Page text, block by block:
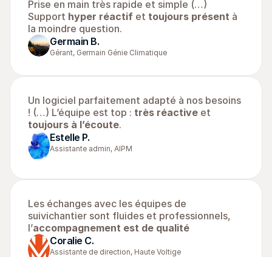
Prise en main très rapide et simple (…)
Support hyper réactif et toujours présent à
la moindre question.
Germain B.
Gérant, Germain Génie Climatique
Un logiciel parfaitement adapté à nos besoins
! (…) L’équipe est top : très réactive
toujours à l’écoute.
Estelle P.
Assistante admin, AIPM
Les échanges avec les équipes de
suivichantier sont fluides et professionnels,
l’accompagnement est de qualité
Coralie C.
Assistante de direction, Haute Voltige